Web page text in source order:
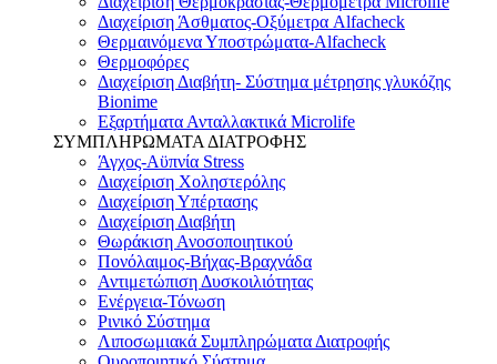
Διαχείριση Άσθματος-Οξύμετρα Alfacheck
Θερμαινόμενα Υποστρώματα-Alfacheck
Θερμοφόρες
Διαχείριση Διαβήτη- Σύστημα μέτρησης γλυκόζης
Bionime
Εξαρτήματα Ανταλλακτικά Microlife
ΣΥΜΠΛΗΡΩΜΑΤΑ ΔΙΑΤΡΟΦΗΣ
Άγχος-Αϋπνία Stress
Διαχείριση Χοληστερόλης
Διαχείριση Υπέρτασης
Διαχείριση Διαβήτη
Θωράκιση Ανοσοποιητικού
Πονόλαιμος-Βήχας-Βραχνάδα
Αντιμετώπιση Δυσκοιλιότητας
Eνέργεια-Τόνωση
Ρινικό Σύστημα
Λιποσωμιακά Συμπληρώματα Διατροφής